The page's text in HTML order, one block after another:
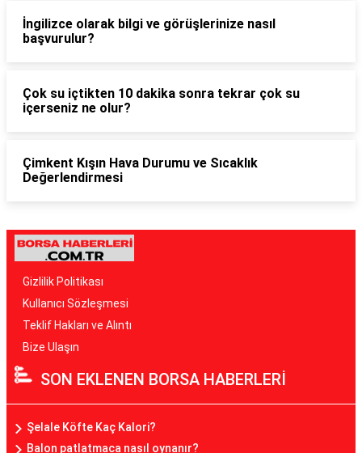
İngilizce olarak bilgi ve görüşlerinize nasıl
başvurulur?
Çok su içtikten 10 dakika sonra tekrar çok su
içerseniz ne olur?
Çimkent Kışın Hava Durumu ve Sıcaklık
Değerlendirmesi
Gizlilik Politikası
Kullanıcı Sözleşmesi
Teklif Hakları ve Alıntı
Bize Ulaşın
SON EKLENEN BORSA HABERLERİ
Şelale Köfte Kaç Kalori?
Balon patlatmaca nasıl oynanır?